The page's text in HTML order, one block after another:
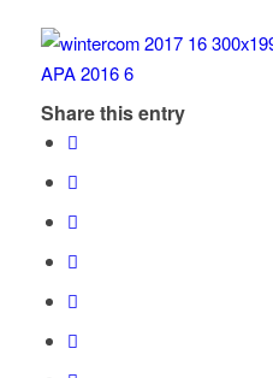
Share this entry